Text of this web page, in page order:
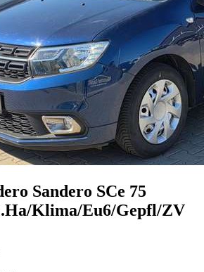
Sandero SCe 75
Klima/Eu6/Gepfl/ZV